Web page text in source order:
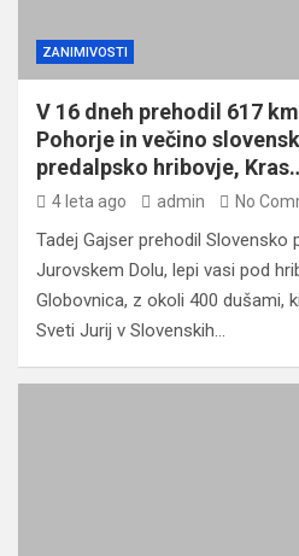
ZANIMIVOSTI
V 16 dneh prehodil 617
Pohorje in večino
predalpsko hribovje,
4 leta ago admin No
Tadej Gajser prehodil Slovensko
Jurovskem Dolu, lepi vasi pod
Globovnica, z okoli 400 dušami,
Sveti Jurij v Slovenskih…